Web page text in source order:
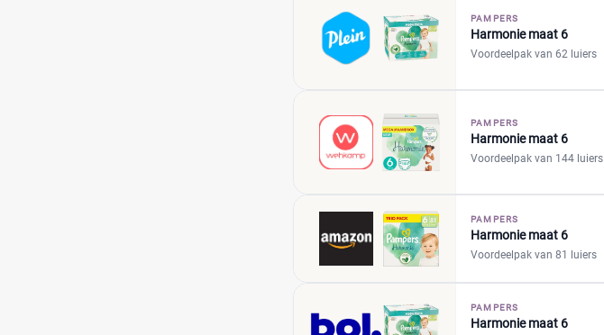
PAMPERS
Harmonie maat 6
Voordeelpak van 62 luiers
PAMPERS
Harmonie maat 6
Voordeelpak van 144 luiers
PAMPERS
Harmonie maat 6
Voordeelpak van 81 luiers
PAMPERS
Harmonie maat 6